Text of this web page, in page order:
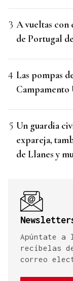
A vueltas con
de Portugal
Las pompas
Un guardia
expareja,
de Llanes y
Apúntate a
recíbelas
correo